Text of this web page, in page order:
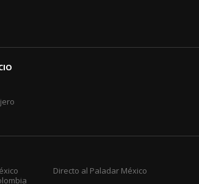
Directo al Paladar México